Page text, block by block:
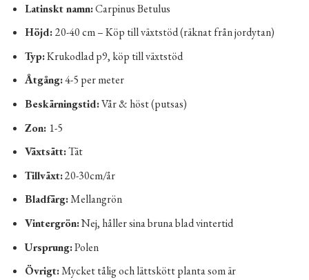
Latinskt namn:Carpinus Betulus
Höjd:20-40 cm – Köp till växtstöd (räknat från jordytan)
Typ:Krukodlad p9, köp till växtstöd
Åtgång:4-5 per meter
Beskärningstid:Vår & höst (putsas)
Zon: 1-5
Växtsätt:Tät
Tillväxt:20-30cm/år
Bladfärg:Mellangrön
Vintergrön:Nej, håller sina bruna blad vintertid
Ursprung:Polen
Övrigt:Mycket tålig och lättskött planta som är